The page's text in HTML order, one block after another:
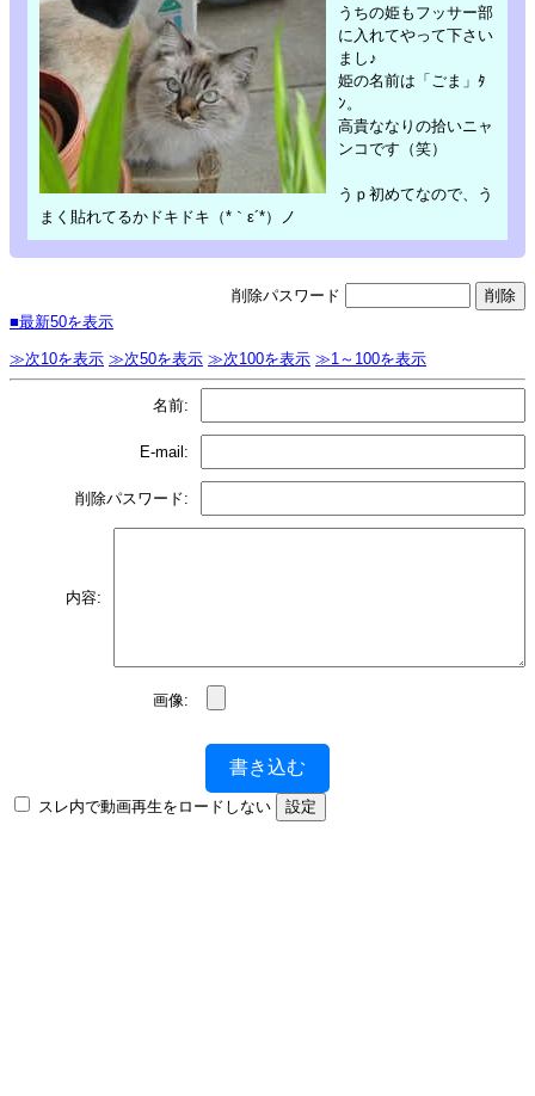
うちの姫もフッサー部
に入れてやって下さい
まし♪
姫の名前は「ごま」ﾀ
ﾝ。
高貴ななりの拾いニャ
ンコです（笑）
うｐ初めてなので、う
まく貼れてるかドキドキ（*｀ε´*）ノ
削除パスワード
■最新50を表示
≫次10を表示 ≫次50を表示 ≫次100を表示 ≫1～100を表示
名前:
E-mail:
削除パスワード:
内容:
画像:
書き込む
スレ内で動画再生をロードしない